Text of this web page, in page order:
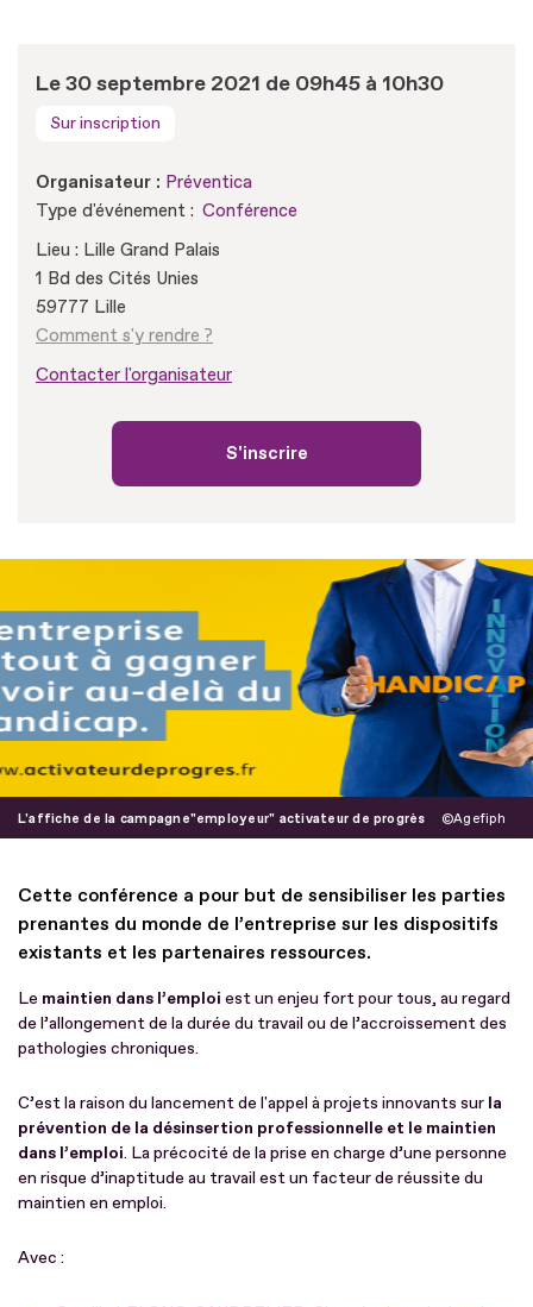
Le 30 septembre 2021 de 09h45 à 10h30
Sur inscription
Organisateur : Préventica
Type d'événement : Conférence
Lieu : Lille Grand Palais
1 Bd des Cités Unies
59777 Lille
Comment s'y rendre ?
Contacter l'organisateur
S'inscrire
L'affiche de la campagne"employeur" activateur de progrès Agefiph
Cette conférence a pour but de sensibiliser les parties
prenantes du monde de l’entreprise sur les dispositifs
existants et les partenaires ressources.
Le maintien dans l’emploi est un enjeu fort pour tous, au regard
de l’allongement de la durée du travail ou de l’accroissement des
pathologies chroniques.
C’est la raison du lancement de l'appel à projets innovants sur la
prévention de la désinsertion professionnelle et le maintien
dans l’emploi. La précocité de la prise en charge d’une personne
en risque d’inaptitude au travail est un facteur de réussite du
maintien en emploi.
Avec :